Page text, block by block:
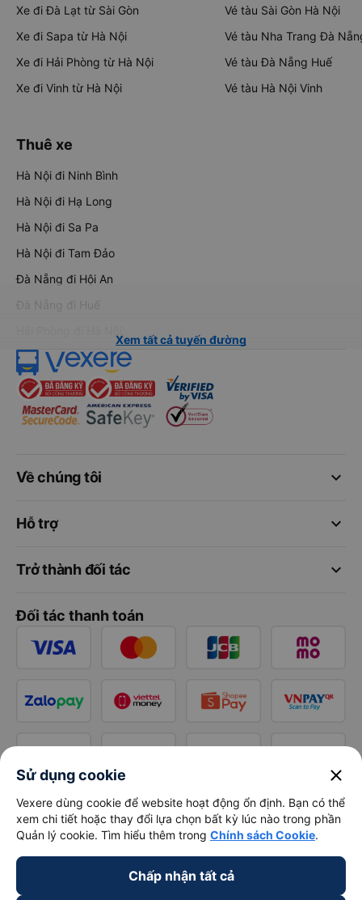
Xe đi Đà Lạt từ Sài Gòn
Xe đi Sapa từ Hà Nội
Xe đi Hải Phòng từ Hà Nội
Xe đi Vinh từ Hà Nội
Vé tàu Sài Gòn Hà Nội
Vé tàu Nha Trang Đà
Vé tàu Đà Nẵng Huế
Vé tàu Hà Nội Vinh
Thuê xe
Hà Nội đi Ninh Bình
Hà Nội đi Hạ Long
Hà Nội đi Sa Pa
Hà Nội đi Tam Đảo
Đà Nẵng đi Hội An
Đà Nẵng đi Huế
Xem tất cả tuyến đường
keyboard_arrow_down
Về chúng tôi
keyboard_arrow_down
Hỗ trợ
keyboard_arrow_down
Trở thành đối tác
Đối tác thanh toán
Sử dụng cookie close
Vexere dùng cookie để website hoạt động ổn định. Bạn có thể
xem chi tiết hoặc thay đổi lựa chọn bất kỳ lúc nào trong phần
Quản lý cookie. Tìm hiểu thêm trong Chính sách Cookie.
Chấp nhận tất cả